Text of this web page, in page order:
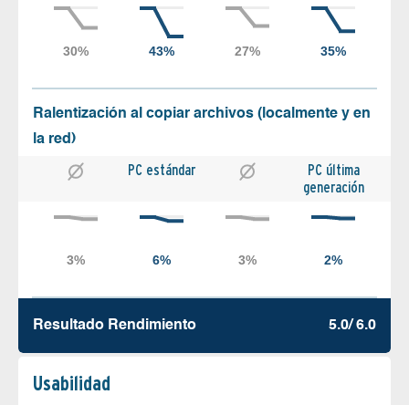
Ralentización al copiar archivos (localmente y en
la red)
PC estándar
PC última
generación
Resultado Rendimiento 5.0/ 6.0
Usabilidad